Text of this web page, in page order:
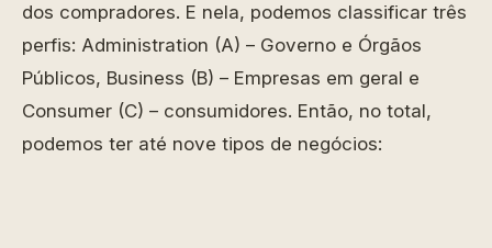
dos compradores. E nela, podemos classificar três
perfis: Administration (A) – Governo e Órgãos
Públicos, Business (B) – Empresas em geral e
Consumer (C) – consumidores. Então, no total,
podemos ter até nove tipos de negócios: